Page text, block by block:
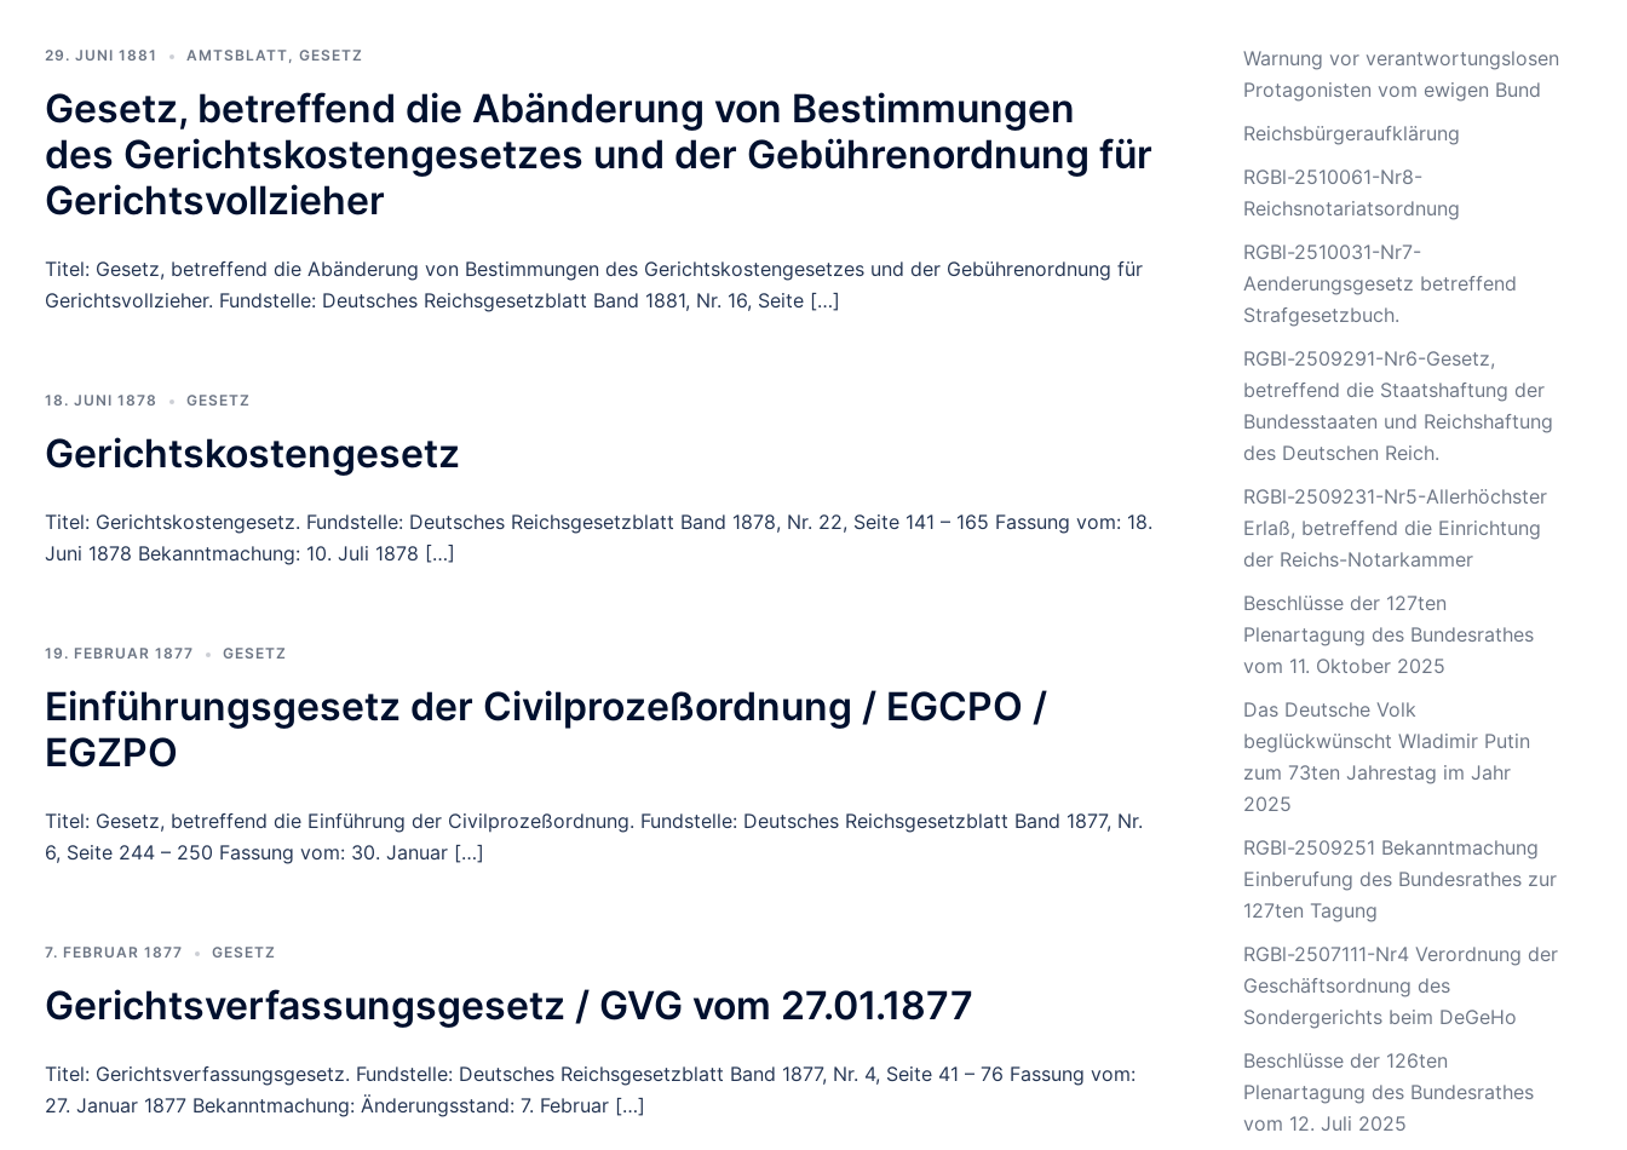
29. JUNI 1881 AMTSBLATT, GESETZ
Gesetz, betreffend die Abänderung von Bestimmungen
des Gerichtskostengesetzes und der Gebührenordnung für
Gerichtsvollzieher
Titel: Gesetz, betreffend die Abänderung von Bestimmungen des Gerichtskostengesetzes und der Gebührenordnung für
Gerichtsvollzieher. Fundstelle: Deutsches Reichsgesetzblatt Band 1881, Nr. 16, Seite […]
18. JUNI 1878 GESETZ
Gerichtskostengesetz
Titel: Gerichtskostengesetz. Fundstelle: Deutsches Reichsgesetzblatt Band 1878, Nr. 22, Seite 141 – 165 Fassung vom: 18.
Juni 1878 Bekanntmachung: 10. Juli 1878 […]
19. FEBRUAR 1877 GESETZ
Einführungsgesetz der Civilprozeßordnung / EGCPO /
EGZPO
Titel: Gesetz, betreffend die Einführung der Civilprozeßordnung. Fundstelle: Deutsches Reichsgesetzblatt Band 1877, Nr.
6, Seite 244 – 250 Fassung vom: 30. Januar […]
7. FEBRUAR 1877 GESETZ
Gerichtsverfassungsgesetz / GVG vom 27.01.1877
Titel: Gerichtsverfassungsgesetz. Fundstelle: Deutsches Reichsgesetzblatt Band 1877, Nr. 4, Seite 41 – 76 Fassung vom:
27. Januar 1877 Bekanntmachung: Änderungsstand: 7. Februar […]
Warnung vor verantwortungslosen
Protagonisten vom ewigen Bund
Reichsbürgeraufklärung
RGBl-2510061-Nr8-
Reichsnotariatsordnung
RGBl-2510031-Nr7-
Aenderungsgesetz betreffend
Strafgesetzbuch.
RGBl-2509291-Nr6-Gesetz,
betreffend die Staatshaftung der
Bundesstaaten und Reichshaftung
des Deutschen Reich.
RGBl-2509231-Nr5-Allerhöchster
Erlaß, betreffend die Einrichtung
der Reichs-Notarkammer
Beschlüsse der 127ten
Plenartagung des Bundesrathes
vom 11. Oktober 2025
Das Deutsche Volk
beglückwünscht Wladimir Putin
zum 73ten Jahrestag im Jahr
2025
RGBl-2509251 Bekanntmachung
Einberufung des Bundesrathes zur
127ten Tagung
RGBl-2507111-Nr4 Verordnung der
Geschäftsordnung des
Sondergerichts beim DeGeHo
Beschlüsse der 126ten
Plenartagung des Bundesrathes
vom 12. Juli 2025